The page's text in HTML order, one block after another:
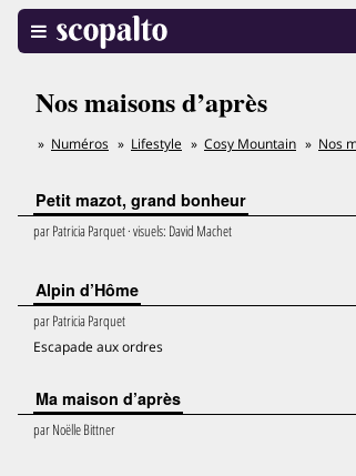
Nos maisons d’après
Numéros Lifestyle Cosy Mountain Nos
Petit mazot, grand bonheur
parPatricia Parquet· visuels: David Machet
Alpin d’Hôme
parPatricia Parquet
Escapade aux ordres
Ma maison d’après
parNoëlle Bittner